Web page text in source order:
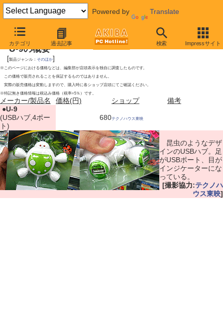
Powered by Translate
カテゴリ 過去記事 検索 Impressサイト
2009年5月23日号
U-9の概要
[製品ジャンル： そのほか]
※このページにおける価格などは、編集部が店頭表示を独自に調査したものです。
この価格で販売されることを保証するものではありません。
実際の販売価格は変動しますので、購入時に各ショップ店頭にてご確認ください。
※特記無き価格情報は税込み価格（税率=5％）です。
メーカー/製品名 価格(円) ショップ
備考
●U-9
(USBハブ,4ポー
ト)
680テクノハウス東映
昆虫のようなデザ
インのUSBハブ。足
がUSBポート、目が
インジケーターにな
っている。
[撮影協力:テクノハ
ウス東映]